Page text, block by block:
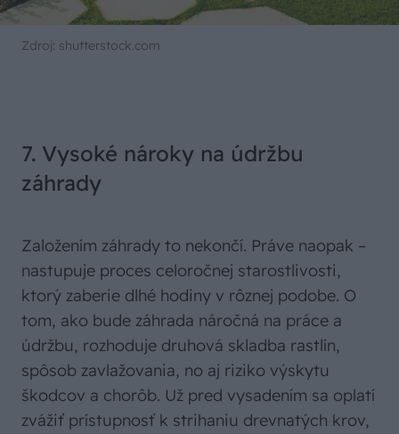
Zdroj: shutterstock.com
7. Vysoké nároky na údržbu
záhrady
Založením záhrady to nekončí. Práve naopak –
nastupuje proces celoročnej starostlivosti,
ktorý zaberie dlhé hodiny v rôznej podobe. O
tom, ako bude záhrada náročná na práce a
údržbu, rozhoduje druhová skladba rastlín,
spôsob zavlažovania, no aj riziko výskytu
škodcov a chorôb. Už pred vysadením sa oplatí
zvážiť prístupnosť k strihaniu drevnatých krov,